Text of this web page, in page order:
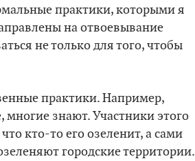
практики, которыми я
на отвоевывание
не только для того, чтобы
практики. Например,
многие знают. Участники этого
кто-то его озеленит, а сами
городские территории.